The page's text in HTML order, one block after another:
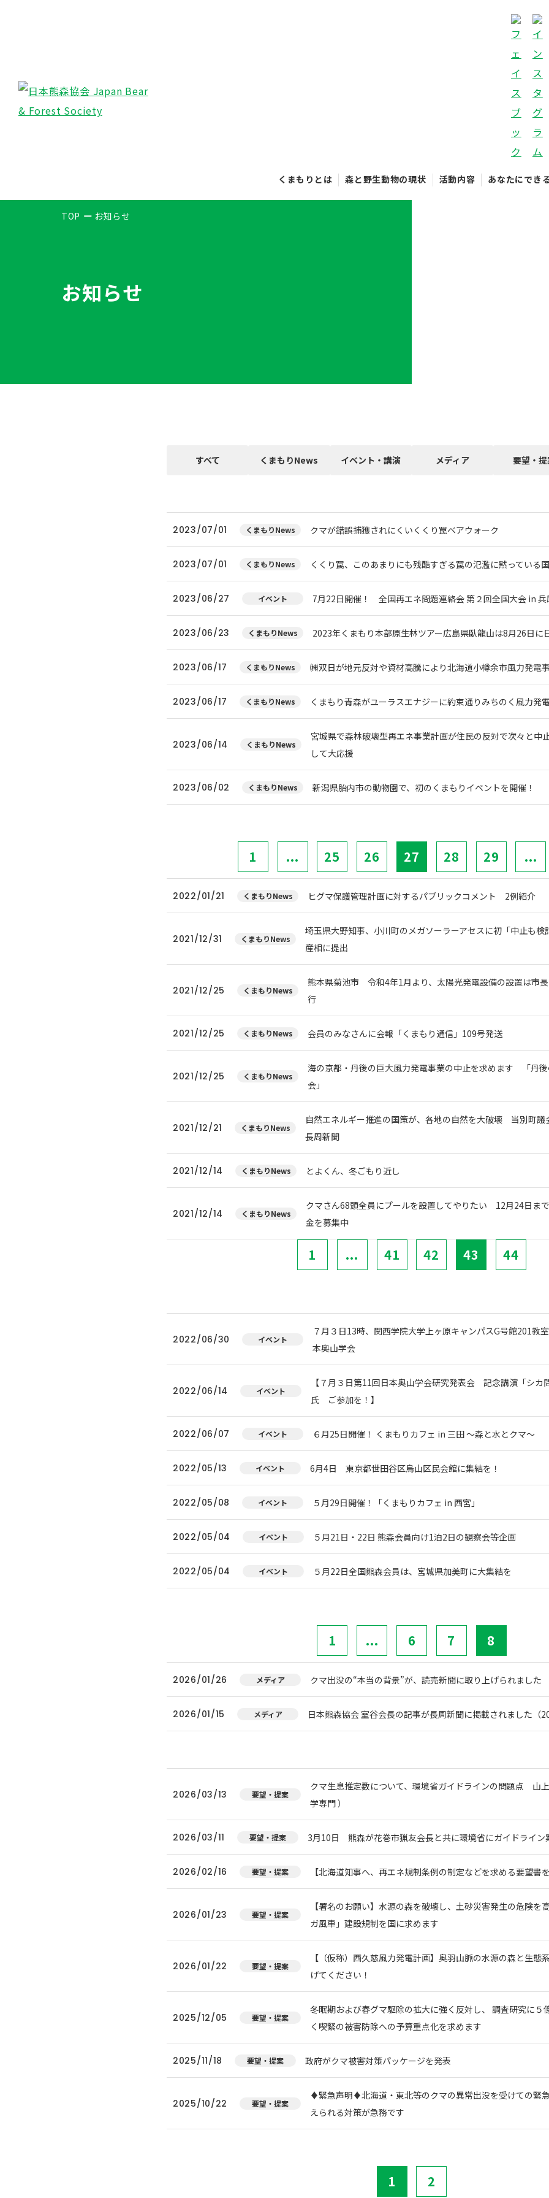
くまもりとは 森と野生動物の現状 活動内容 あなたにでき
TOP お知らせ
お知らせ
すべて くまもりNews イベント・講演 メディア 要望・
2023/07/01 くまもりNews クマが錯誤捕獲されにくいくくり罠ベアウォーク
2023/07/01 くまもりNews くくり罠、このあまりにも残酷すぎる罠の氾濫に黙っている
2023/06/27 イベント 7月22日開催！ 全国再エネ問題連絡会 第２回全国大会 in 兵
2023/06/23 くまもりNews 2023年くまもり本部原生林ツアー広島県臥龍山は8月26日に
2023/06/17 くまもりNews ㈱双日が地元反対や資材高騰により北海道小樽余市風力発電
2023/06/17 くまもりNews くまもり青森がユーラスエナジーに約束通りみちのく風力発
2023/06/14 くまもりNews
宮城県で森林破壊型再エネ事業計画が住民の反対で次々と中
して大応援
2023/06/02 くまもりNews 新潟県胎内市の動物園で、初のくまもりイベントを開催！
1 ... 25 26 27 28 29 ...
2022/01/21 くまもりNews ヒグマ保護管理計画に対するパブリックコメント 2例紹介
2021/12/31 くまもりNews
埼玉県大野知事、小川町のメガソーラーアセスに初「中止も
産相に提出
2021/12/25 くまもりNews
熊本県菊池市 令和4年1月より、太陽光発電設備の設置は市
行
2021/12/25 くまもりNews 会員のみなさんに会報「くまもり通信」109号発送
2021/12/25 くまもりNews
海の京都・丹後の巨大風力発電事業の中止を求めます 「丹
会」
2021/12/21 くまもりNews
自然エネルギー推進の国策が、各地の自然を大破壊 当別町
長周新聞
2021/12/14 くまもりNews とよくん、冬ごもり近し
2021/12/14 くまもりNews
クマさん68頭全員にプールを設置してやりたい 12月24日ま
金を募集中
1 ... 41 42 43 44
2022/06/30 イベント
７月３日13時、関西学院大学上ヶ原キャンパスG号館201教
本奥山学会
2022/06/14 イベント
【７月３日第11回日本奥山学会研究発表会 記念講演「シカ
氏 ご参加を！】
2022/06/07 イベント ６月25日開催！ くまもりカフェ in 三田 ～森と水とクマ～
2022/05/13 イベント 6月4日 東京都世田谷区烏山区民会館に集結を！
2022/05/08 イベント ５月29日開催！「くまもりカフェ in 西宮」
2022/05/04 イベント ５月21日・22日 熊森会員向け1泊2日の観察会等企画
2022/05/04 イベント ５月22日全国熊森会員は、宮城県加美町に大集結を
1 ... 6 7 8
2026/01/26 メディア クマ出没の“本当の背景”が、読売新聞に取り上げられました
2026/01/15 メディア 日本熊森協会 室谷会長の記事が長周新聞に掲載されました（
2026/03/13 要望・提案
クマ生息推定数について、環境省ガイドラインの問題点 山
学専門 ）
2026/03/11 要望・提案 3月10日 熊森が花巻市猟友会長と共に環境省にガイドライン
2026/02/16 要望・提案 【北海道知事へ、再エネ規制条例の制定などを求める要望書
2026/01/23 要望・提案
【署名のお願い】水源の森を破壊し、土砂災害発生の危険を
ガ風車」建設規制を国に求めます
2026/01/22 要望・提案
【（仮称）西久慈風力発電計画】奥羽山脈の水源の森と生態
げてください！
2025/12/05 要望・提案
冬眠期および春グマ駆除の拡大に強く反対し、 調査研究に５
く喫緊の被害防除への予算重点化を求めます
2025/11/18 要望・提案 政府がクマ被害対策パッケージを発表
2025/10/22 要望・提案
♦️緊急声明♦️北海道・東北等のクマの異常出没を受けての緊
えられる対策が急務です
1 2